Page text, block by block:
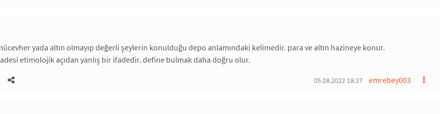
yada altın olmayıp değerli şeylerin konulduğu depo anlamındaki kelimedir. para ve altın hazineye konur.
etimolojik açıdan yanlış bir ifadedir. define bulmak daha doğru olur.
emrebey003
05.08.2022 18:37